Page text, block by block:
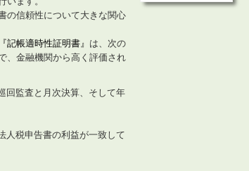
の信頼性について大きな関心
『記帳適時性証明書』 は、次の
、金融機関から高く評価され
回監査と月次決算、そして年
人税申告書の利益が一致して